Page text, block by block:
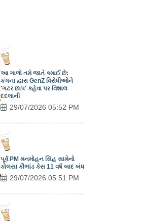
આ ગાળો તમે જાતે કમાઈ છે:
કંગના દ્વારા GenZ વિરોધીઓને
'ગટર છાપ' કહેવા પર વિશાલ
દદલાની
29/07/2026 05:52 PM
પૂર્વ PM મનમોહન સિંહ સામેનો
કોલસા કૌભાંડ કેસ 11 વર્ષ બાદ બંધ
29/07/2026 05:51 PM